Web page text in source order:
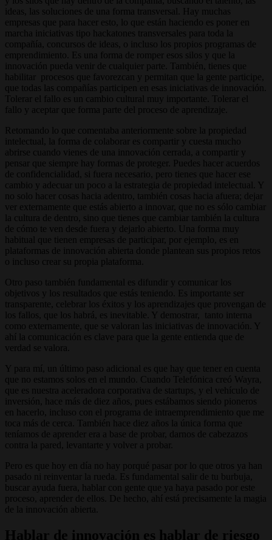
ideas, las soluciones de una forma transversal. Hay muchas
empresas que para hacer esto, lo que están haciendo es poner en
marcha iniciativas tipo hackatones transversales para toda la
compañía, concursos de ideas, o incluso los propios programas de
emprendimiento. Es una forma de romper esos silos y que la
innovación pueda venir de cualquier parte. También, tienes que
habilitar procesos que favorezcan y permitan que la gente participe,
que todas las compañías participen en esas iniciativas de innovación.
Tolerar el fallo es un cambio cultural muy importante. Tolerar el
fallo y aceptar que forma parte del proceso de aprendizaje.
Retomando lo que comentaba anteriormente sobre la propiedad
intelectual, la forma de colaborar es compartir y cuesta mucho
abrirse cuando vienes de una innovación cerrada, a compartir y
pensar que siempre hay formas de proteger. Puedes hacer acuerdos
de confidencialidad, si fuera necesario, pero tienes que hacer ese
cambio y adecuar un poco a la estrategia de propiedad intelectual. Y
no solo hacer cosas hacia adentro, también cosas hacia afuera; dejar
ver externamente que estás abierto a innovar, que no es sólo cambiar
la cultura de dentro, sino que tienes que cambiar también la cultura
de cómo te ven desde fuera y dejarlo abierto. Una forma muy
habitual que tienen empresas de participar, por ejemplo, es en
plataformas de innovación abierta donde plantean sus propios retos
o incluso crear su propia plataforma.
Otro paso también fundamental es difundir y comunicar los
objetivos y los resultados que estás teniendo. Es importante ser
transparente, celebrar los éxitos y los aprendizajes que provengan de
los fallos, que los habrá, es inevitable. Y demostrar, tanto interna
como externamente, que se valoran las iniciativas de innovación. Y
ahí la comunicación es clave para que la gente entienda que de
verdad se valora.
Y para mí, un último paso adicional es que hay que tener en cuenta
que no estamos solos en el mundo. Cuando Telefónica creó Wayra,
que es nuestra aceleradora corporativa de startups, y el vehículo de
inversión, hace más de diez años, pues estábamos siendo pioneros
en hacerlo, incluso con el programa de intraemprendimiento que me
toca más de cerca. También hace diez años la única forma que
teníamos de aprender era a base de probar, darnos de cabezazos
contra la pared, levantarte y volver a probar.
Pero es que hoy en día no hay porqué pasar por lo que otros ya han
pasado ni reinventar la rueda. Es fundamental salir de tu burbuja,
buscar ayuda fuera, hablar con gente que ya haya pasado por este
proceso, aprender de ellos. De hecho, ahí está precisamente la magia
de la innovación abierta.
Hablar de innovación es hablar de riesgo